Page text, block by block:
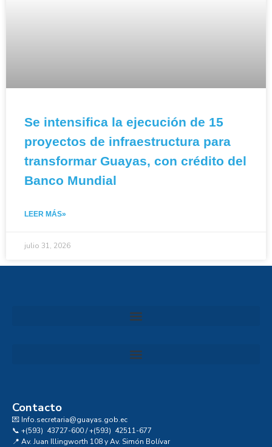
Se intensifica la ejecución de 15
proyectos de infraestructura para
transformar Guayas, con crédito del
Banco Mundial
LEER MÁS»
julio 31, 2026
Contacto
💌 Info.secretaria@guayas.gob.ec
📞 +(593) 43727-600 / +(593) 42511-677
📍 Av. Juan Illingworth 108 y Av. Simón Bolívar